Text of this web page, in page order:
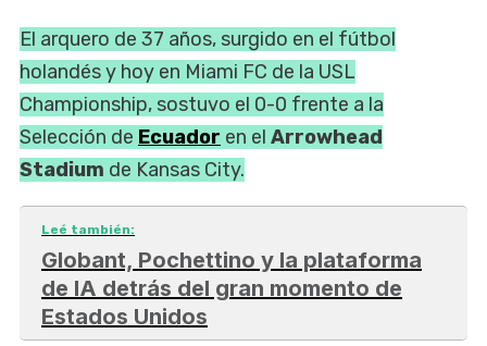
El arquero de 37 años, surgido en el fútbol
holandés y hoy en Miami FC de la USL
Championship, sostuvo el 0-0 frente a la
Selección de Ecuador en el Arrowhead
Stadium de Kansas City.
Leé también:
Globant, Pochettino y la plataforma
de IA detrás del gran momento de
Estados Unidos